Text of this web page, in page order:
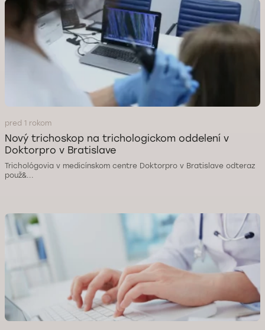
pred 1 rokom
Nový trichoskop na trichologickom oddelení v
Doktorpro v Bratislave
Trichológovia v medicínskom centre Doktorpro v Bratislave odteraz
použ&...